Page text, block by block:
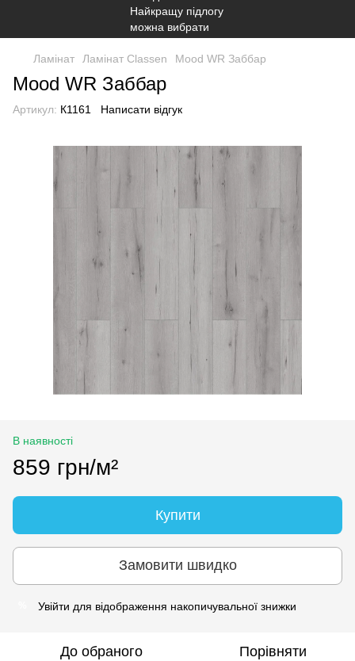
Ламінат Ламінат Classen Mood WR Заббар
Mood WR Заббар
Артикул: К1161 Написати відгук
В наявності
859 грн/м²
Купити
Замовити швидко
Увійти для відображення накопичувальної знижки
До обраного Порівняти